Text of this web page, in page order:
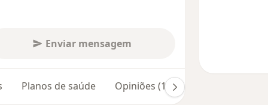
Enviar mensagem
Planos de saúde Opiniões (15)